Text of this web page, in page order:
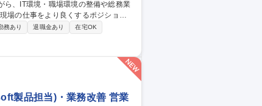
場の仕事をより良くするポジション
備・執務環境改善（レイアウト設
ITプロジェクト進行支援、情報セキ
務あり 退職金あり
在宅OK
製品担当)・業務改善 営業